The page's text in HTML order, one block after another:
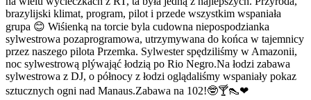
brazylijski klimat, program, pilot i przede wszystkim wspaniała
grupa 😊 Wiśienką na torcie byla cudowna niepospodzianka
sylwestrowa pozaprogramowa, utrzymywana do końca w tajemnicy
przez naszego pilota Przemka. Sylwester spędziliśmy w Amazonii,
noc sylwestrową plýwająć łodzią po Rio Negro.Na łodzi zabawa
sylwestrowa z DJ, o północy z łodzi oglądaliśmy wspaniały pokaz
sztucznych ogni nad Manaus.Zabawa na 102!🤓🍸👠❤